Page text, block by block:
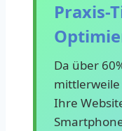
Praxis-
Da über
Ihre